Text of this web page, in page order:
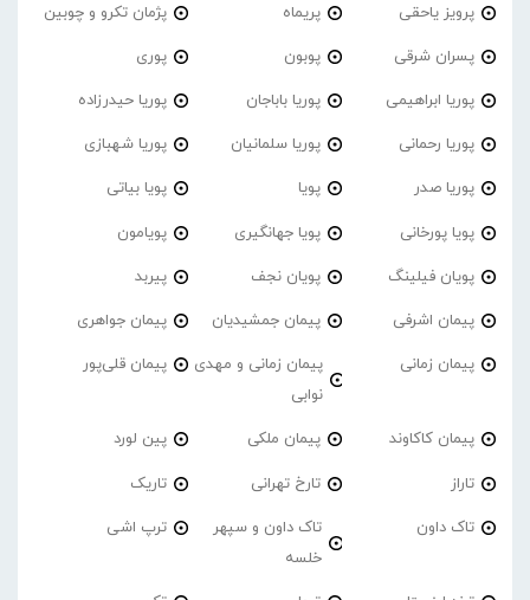
پرویز یاحقی پریماه پژمان تکرو و چوبین
پسران شرقی پوبون پوری
پوریا ابراهیمی پوریا باباجان پوریا حیدرزاده
پوریا رحمانی پوریا سلمانیان پوریا شهبازی
پوریا صدر پویا پویا بیاتی
پویا پورخانی پویا جهانگیری پویامون
پویان فیلینگ پویان نجف پیربد
پیمان اشرفی پیمان جمشیدیان پیمان جواهری
پیمان زمانی
پیمان زمانی و مهدی
نوابی
پیمان قلی‌پور
پیمان کاکاوند پیمان ملکی پین لورد
تاراز تارخ تهرانی تاریک
تاک داون
تاک داون و سپهر
خلسه
ترپ اشی